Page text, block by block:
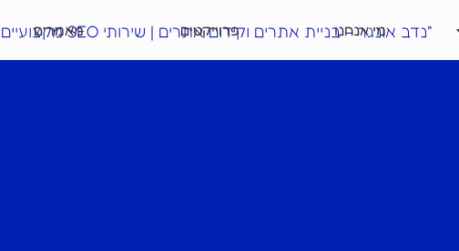
מי אנחנו פרוייקטים מאמרים